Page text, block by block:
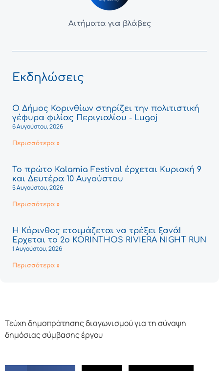
Αιτήματα για βλάβες
Εκδηλώσεις
Ο Δήμος Κορινθίων στηρίζει την πολιτιστική
γέφυρα φιλίας Περιγιαλίου - Lugoj
6 Αυγούστου, 2026
Περισσότερα »
Το πρώτο Kalamia Festival έρχεται Κυριακή 9
και Δευτέρα 10 Αυγούστου
5 Αυγούστου, 2026
Περισσότερα »
Η Κόρινθος ετοιμάζεται να τρέξει ξανά!
Έρχεται το 2ο KORINTHOS RIVIERA NIGHT RUN
1 Αυγούστου, 2026
Περισσότερα »
Τεύχη δημοπράτησης διαγωνισμού για τη σύναψη
δημόσιας σύμβασης έργου